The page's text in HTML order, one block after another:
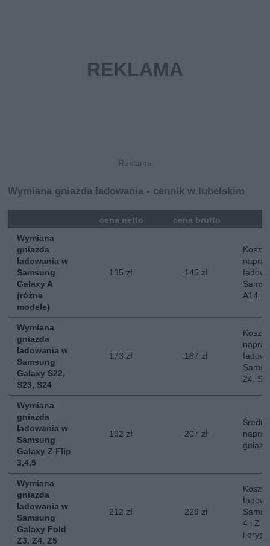
Wymiana gniazda ładowania - cennik w lubelskim
cena netto cena brutto
Wymiana
gniazda
ładowania w
Samsung
Galaxy A
(różne
modele)
135 zł 145 zł
Koszt
A14
Wymiana
gniazda
ładowania w
Samsung
Galaxy S22,
S23, S24
173 zł 187 zł
Koszt
24,
Wymiana
gniazda
ładowania w
Samsung
Galaxy Z Flip
3,4,5
192 zł 207 zł
Średni
Wymiana
gniazda
ładowania w
Samsung
Galaxy Fold
Z3, Z4, Z5
212 zł 229 zł
Koszt
4 i Z
i